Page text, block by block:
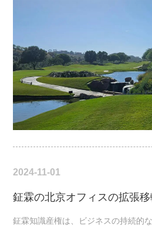
2024-11-01
鉦霖の北京オフィスの拡張
鉦霖知識産権は、ビジネスの持続的